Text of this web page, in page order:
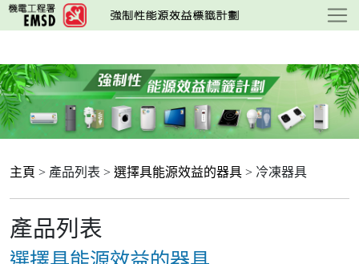
跳
至
要
內
容
主頁 > 產品列表 > 選擇具能源效益的器具 > 冷凍器具
產品列表